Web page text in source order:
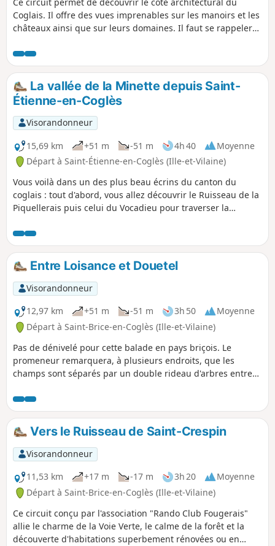
Coglais. Il offre des vues imprenables sur les manoirs et les
châteaux ainsi que sur leurs domaines. Il faut se rappeler
importance exceptionnelle dans la baronnie de Fougères.
Plus tard, en 1794, c'est ici qu'à débuté la première
chouannerie, comme la seconde en 1815.
La vallée de la Minette depuis Saint-
Étienne-en-Coglès
Visorandonneur
15,69 km
+51 m -51 m 4h 40
Moyenne
Départ à Saint-Étienne-en-Coglès (Ille-et-Vilaine)
Vous voilà dans un des plus beau écrins du canton du
coglais : tout d'abord, vous allez découvrir le Ruisseau de la
Piquellerais puis celui du Vocadieu pour traverser la
25 km de long, affluent du Couesnon, alimentée par une
multitude de ruisseaux : Piquellerais et Vocadieu, mais
également Frénouse, l'Aunay, le Couard, etc.
Entre Loisance et Douetel
Visorandonneur
12,97 km
+51 m -51 m 3h 50
Moyenne
Départ à Saint-Brice-en-Coglès (Ille-et-Vilaine)
Pas de dénivelé pour cette balade en pays briçois. Le
promeneur remarquera, à plusieurs endroits, que les
champs sont séparés par un double rideau d'arbres entre
Vers le Ruisseau de Saint-Crespin
Visorandonneur
11,53 km
+17 m -17 m 3h 20
Moyenne
Départ à Saint-Brice-en-Coglès (Ille-et-Vilaine)
Ce circuit conçu par l'association "Rando Club Fougerais"
allie le charme de la Voie Verte, le calme de la forêt et la
découverte d'habitations superbement rénovées ou en